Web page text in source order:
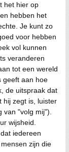
het hier op
hebben het
Je kunt zo
voor hebben
vol kunnen
veranderen
tot een wereld
geeft aan hoe
de uitspraak dat
hij zegt is, luister
"volg mij").
wijsheid.
iedereen
zijn die